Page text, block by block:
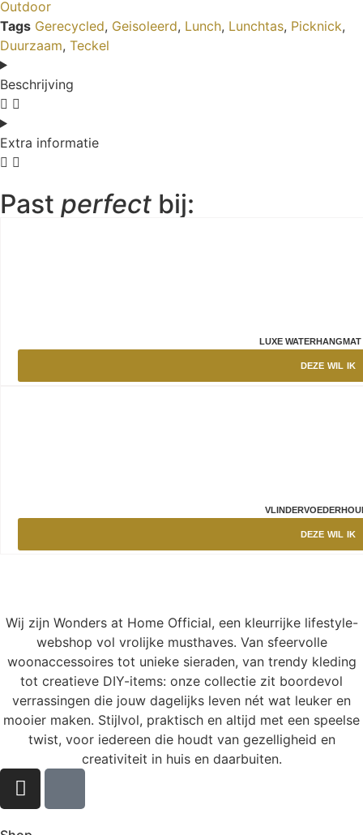
Outdoor
Tags Gerecycled, Geisoleerd, Lunch, Lunchtas, Picknick,
Duurzaam, Teckel
Beschrijving
Extra informatie
Past perfect bij:
LUXE
DEZE WIL IK
DEZE WIL IK
Wij zijn Wonders at Home Official, een kleurrijke lifestyle-
webshop vol vrolijke musthaves. Van sfeervolle
woonaccessoires tot unieke sieraden, van trendy kleding
tot creatieve DIY-items: onze collectie zit boordevol
verrassingen die jouw dagelijks leven nét wat leuker en
mooier maken. Stijlvol, praktisch en altijd met een speelse
twist, voor iedereen die houdt van gezelligheid en
creativiteit in huis en daarbuiten.